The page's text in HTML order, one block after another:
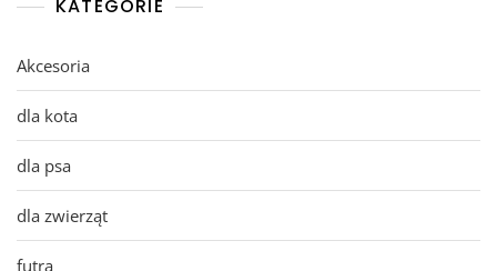
KATEGORIE
Akcesoria
dla kota
dla psa
dla zwierząt
futra